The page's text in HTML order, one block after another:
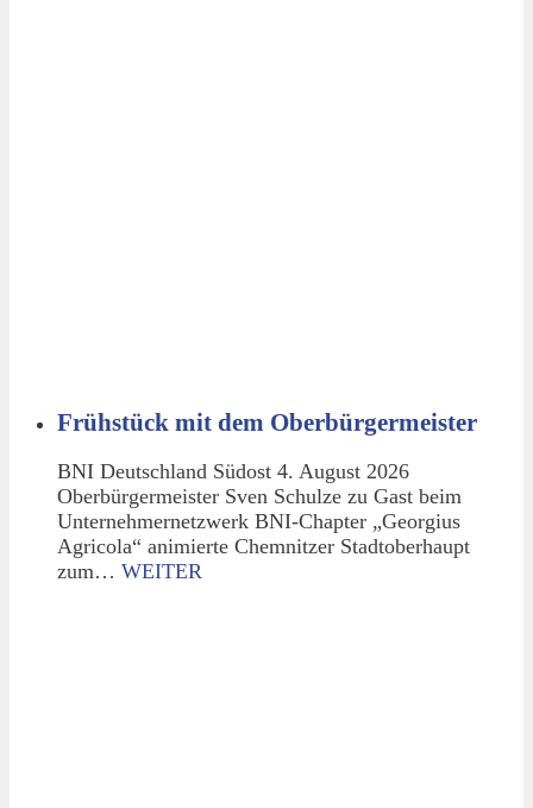
Frühstück mit dem Oberbürgermeister
BNI Deutschland Südost 4. August 2026
Oberbürgermeister Sven Schulze zu Gast beim
Unternehmernetzwerk BNI-Chapter „Georgius
Agricola“ animierte Chemnitzer Stadtoberhaupt
zum… WEITER